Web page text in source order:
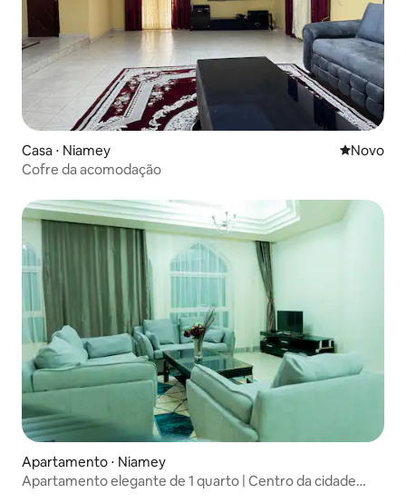
Casa ⋅ Niamey Novo
Novo
Cofre da acomodação
Apartamento ⋅ Niamey
Apartamento elegante de 1 quarto | Centro da cidade